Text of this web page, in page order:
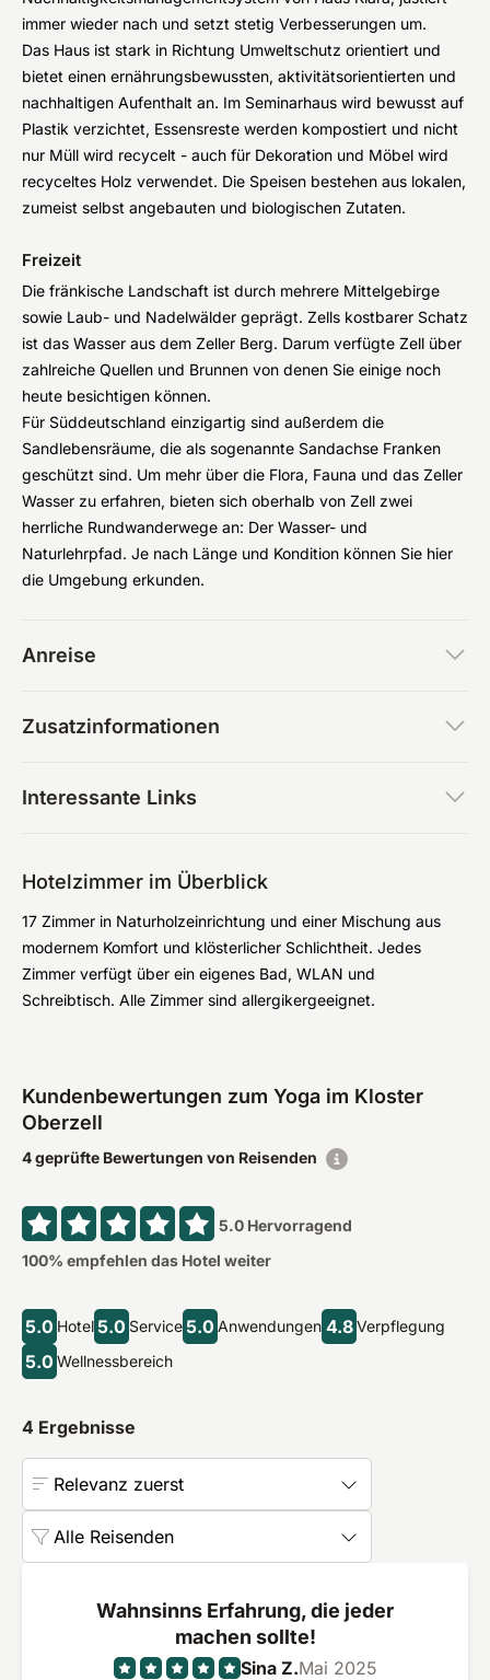
immer wieder nach und setzt stetig Verbesserungen um.
Das Haus ist stark in Richtung Umweltschutz orientiert und
bietet einen ernährungsbewussten, aktivitätsorientierten und
nachhaltigen Aufenthalt an. Im Seminarhaus wird bewusst auf
Plastik verzichtet, Essensreste werden kompostiert und nicht
nur Müll wird recycelt - auch für Dekoration und Möbel wird
recyceltes Holz verwendet. Die Speisen bestehen aus lokalen,
zumeist selbst angebauten und biologischen Zutaten.
Freizeit
Die fränkische Landschaft ist durch mehrere Mittelgebirge
sowie Laub- und Nadelwälder geprägt. Zells kostbarer Schatz
ist das Wasser aus dem Zeller Berg. Darum verfügte Zell über
zahlreiche Quellen und Brunnen von denen Sie einige noch
heute besichtigen können.
Für Süddeutschland einzigartig sind außerdem die
Sandlebensräume, die als sogenannte Sandachse Franken
geschützt sind. Um mehr über die Flora, Fauna und das Zeller
Wasser zu erfahren, bieten sich oberhalb von Zell zwei
herrliche Rundwanderwege an: Der Wasser- und
Naturlehrpfad. Je nach Länge und Kondition können Sie hier
die Umgebung erkunden.
Anreise
Zusatzinformationen
Interessante Links
Hotelzimmer im Überblick
17 Zimmer in Naturholzeinrichtung und einer Mischung aus
modernem Komfort und klösterlicher Schlichtheit. Jedes
Zimmer verfügt über ein eigenes Bad, WLAN und
Schreibtisch. Alle Zimmer sind allergikergeeignet.
Kundenbewertungen zum Yoga im Kloster
Oberzell
4 geprüfte Bewertungen von Reisenden
5.0 Hervorragend
100% empfehlen das Hotel weiter
5.0 Hotel5.0 Service5.0 Anwendungen 4.8 Verpflegung
5.0 Wellnessbereich
4 Ergebnisse
Relevanz zuerst
Alle Reisenden
Wahnsinns Erfahrung, die jeder
machen sollte!
Sina Z.Mai 2025